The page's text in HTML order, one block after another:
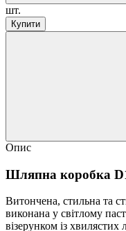
шт.
Купити
Опис
Шляпна коробка
Витончена, стильна та
виконана у світлому
візерунком із